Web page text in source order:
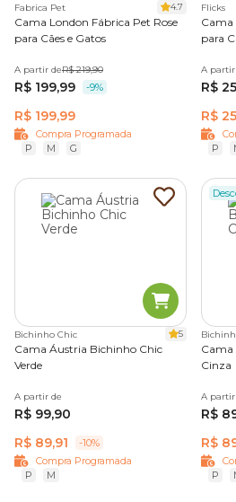
Fabrica Pet 4.7
Cama London Fábrica Pet Rose
para Cães e Gatos
A partir deR$ 219,90
R$ 199,99 -9%
R$ 199,99
Compra Programada
P
M G
Flicks
Cama
para
A partir
R$
R$
P
Bichinho Chic 5
Cama Áustria Bichinho Chic
Verde
A partir de
R$ 99,90
R$ 89,91
-10%
Compra Programada
P
M
Cinza
A partir
R$
R$
P